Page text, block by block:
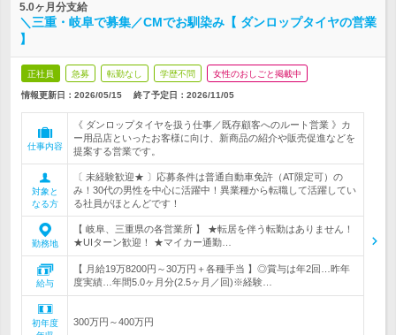
5.0ヶ月分支給
＼三重・岐阜で募集／CMでお馴染み【 ダンロップタイヤの営業
】
正社員 急募 転勤なし 学歴不問 女性のおしごと掲載中
情報更新日：2026/05/15 終了予定日： 2026/11/05
仕事内容
《 ダンロップタイヤを扱う仕事／既存顧客へのルート営業 》カ
ー用品店といったお客様に向け、新商品の紹介や販売促進などを
提案する営業です。
対象と
なる方
〔 未経験歓迎★ 〕応募条件は普通自動車免許（AT限定可）の
み！30代の男性を中心に活躍中！異業種から転職して活躍してい
る社員がほとんどです！
勤務地
【 岐阜、三重県の各営業所 】 ★転居を伴う転勤はありません！
★UIターン歓迎！ ★マイカー通勤…
給与
【 月給19万8200円～30万円＋各種手当 】◎賞与は年2回…昨年
度実績…年間5.0ヶ月分(2.5ヶ月／回)※経験…
初年度
300万円～400万円